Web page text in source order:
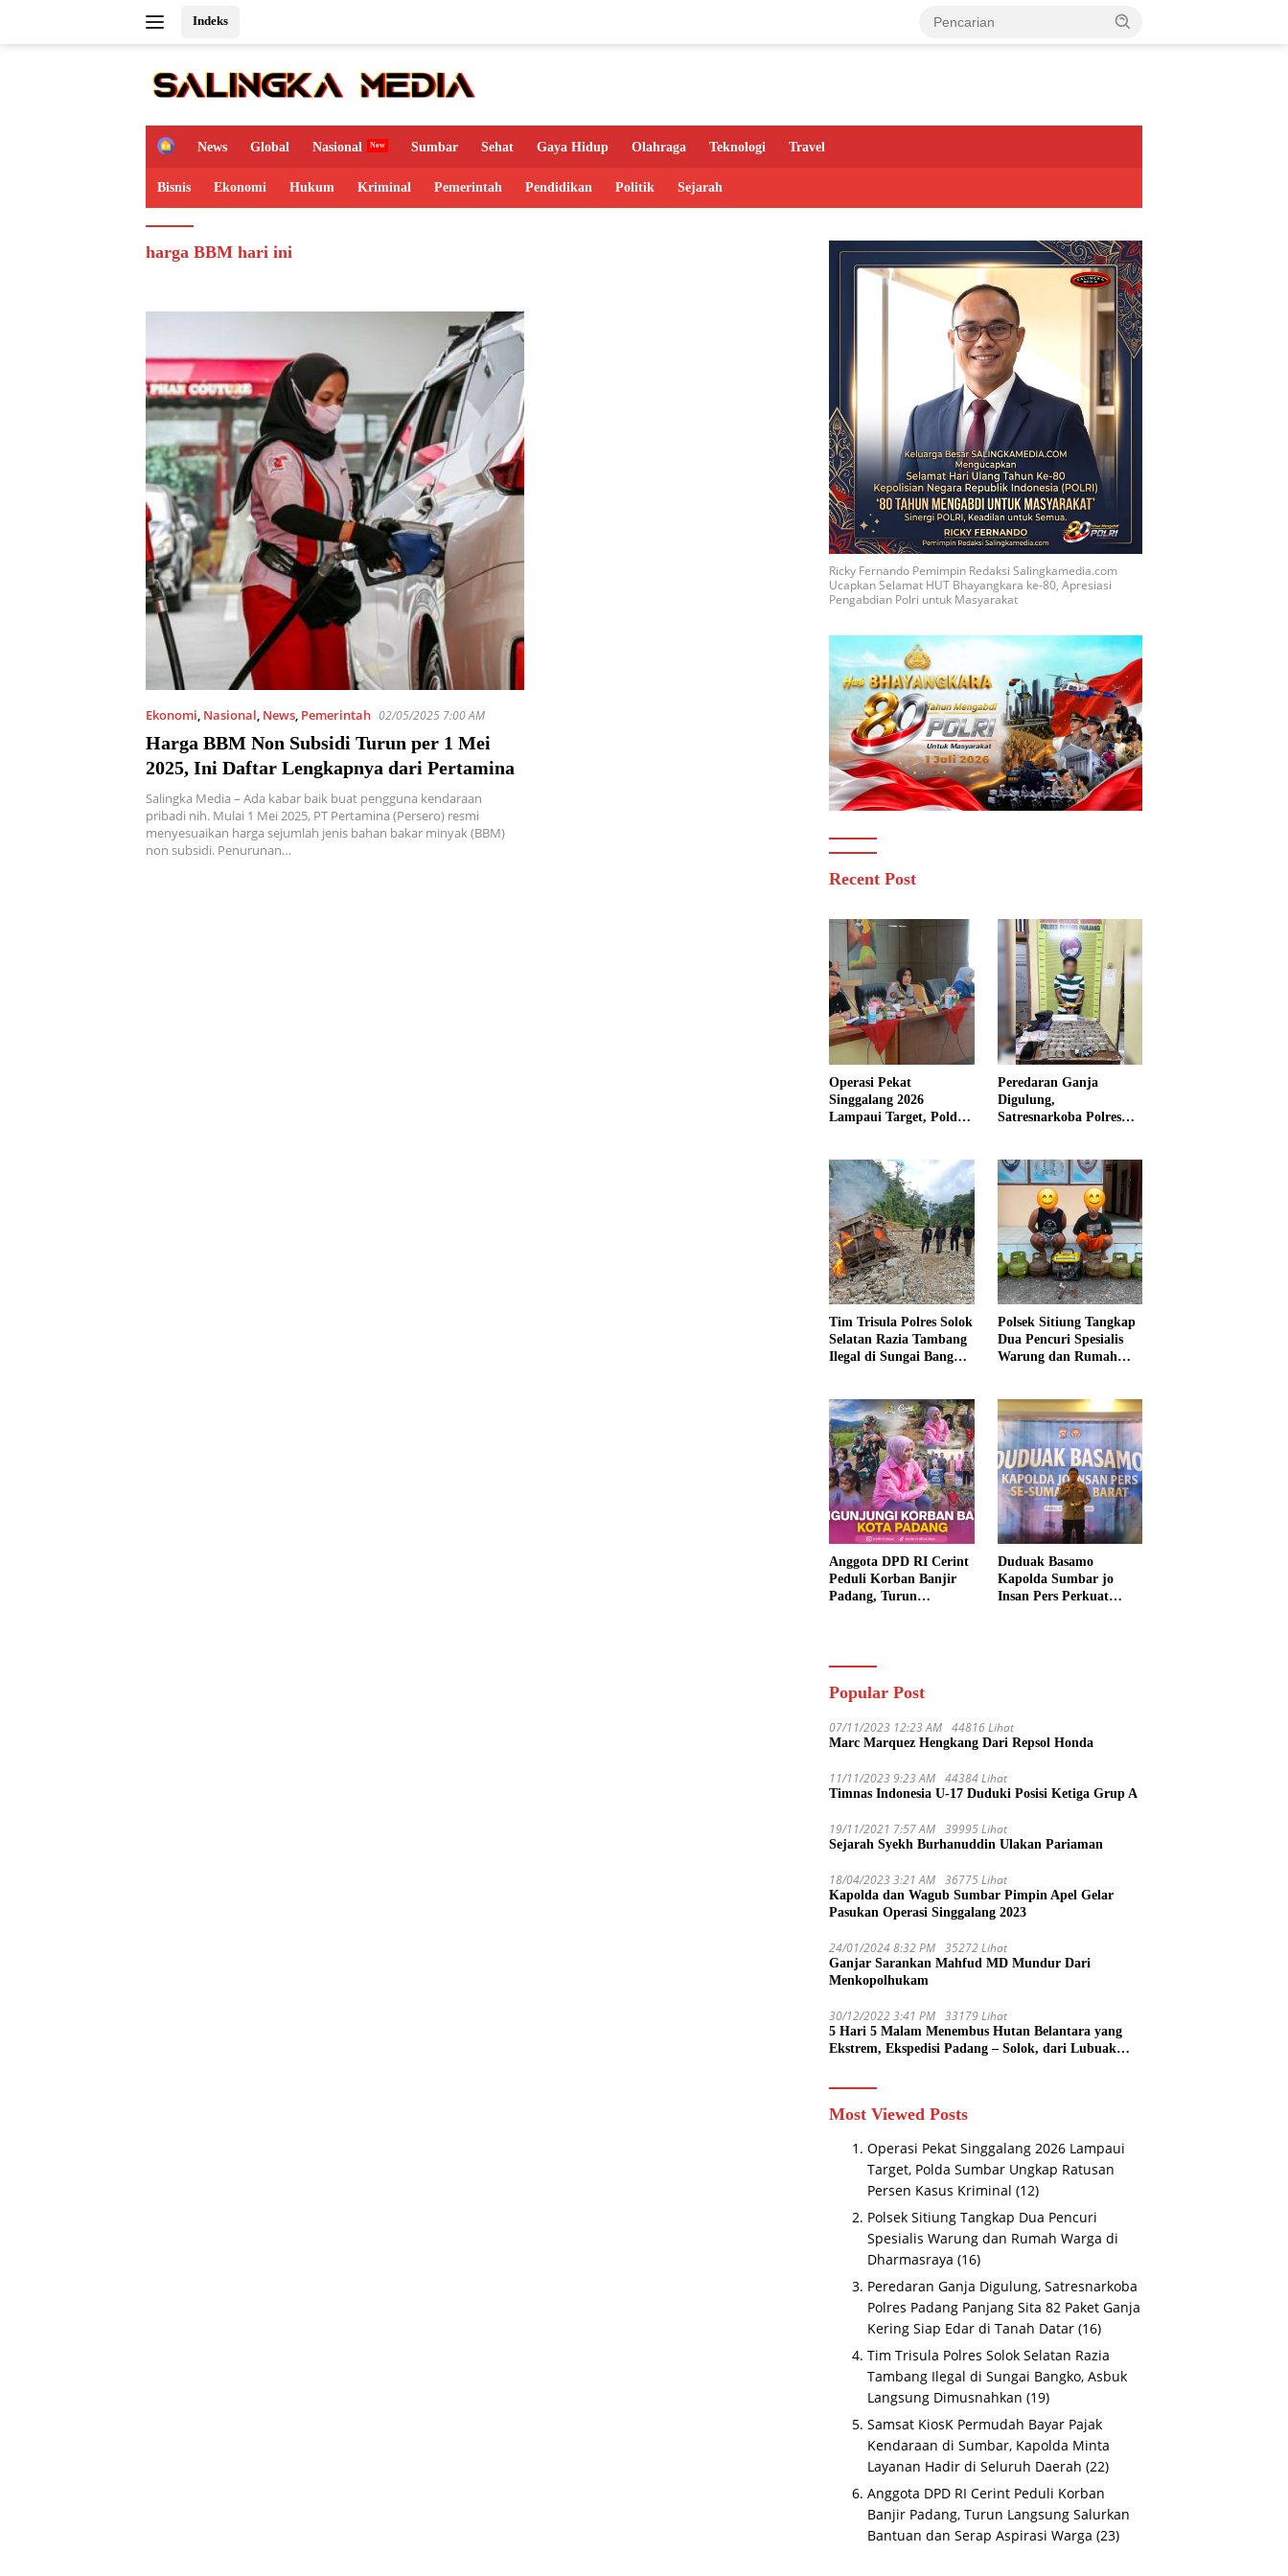
Indeks
H
m
e
News Global Nasional Sumbar Sehat Gaya Hidup Olahraga Teknologi Travel
Bisnis Ekonomi Hukum Kriminal Pemerintah Pendidikan Politik Sejarah
harga BBM hari ini
Ekonomi, Nasional, News, Pemerintah 02/05/2025 7:00 AM
Harga BBM Non Subsidi Turun per 1 Mei
2025, Ini Daftar Lengkapnya dari Pertamina
Salingka Media – Ada kabar baik buat pengguna kendaraan
pribadi nih. Mulai 1 Mei 2025, PT Pertamina (Persero) resmi
menyesuaikan harga sejumlah jenis bahan bakar minyak (BBM)
non subsidi. Penurunan…
Ricky Fernando Pemimpin Redaksi Salingkamedia.com
Ucapkan Selamat HUT Bhayangkara ke-80, Apresiasi
Pengabdian Polri untuk Masyarakat
Recent Post
Operasi Pekat
Singgalang 2026
Lampaui Target, Polda
Kriminal
Peredaran Ganja
Digulung,
Satresnarkoba Polres
Siap Edar di Tanah
Datar
Tim Trisula Polres Solok
Selatan Razia Tambang
Ilegal di Sungai Bangko,
Polsek Sitiung Tangkap
Dua Pencuri Spesialis
Warung dan Rumah
Anggota DPD RI Cerint
Peduli Korban Banjir
Padang, Turun
Duduak Basamo
Kapolda Sumbar jo
Insan Pers Perkuat
Popular Post
07/11/2023 12:23 AM 44816 Lihat
Marc Marquez Hengkang Dari Repsol Honda
11/11/2023 9:23 AM 44384 Lihat
Timnas Indonesia U-17 Duduki Posisi Ketiga Grup A
19/11/2021 7:57 AM 39995 Lihat
Sejarah Syekh Burhanuddin Ulakan Pariaman
18/04/2023 3:21 AM 36775 Lihat
Kapolda dan Wagub Sumbar Pimpin Apel Gelar
Pasukan Operasi Singgalang 2023
24/01/2024 8:32 PM 35272 Lihat
Ganjar Sarankan Mahfud MD Mundur Dari
Menkopolhukam
30/12/2022 3:41 PM 33179 Lihat
5 Hari 5 Malam Menembus Hutan Belantara yang
Ekstrem, Ekspedisi Padang – Solok, dari Lubuak
Most Viewed Posts
Operasi Pekat Singgalang 2026 Lampaui
Target, Polda Sumbar Ungkap Ratusan
Persen Kasus Kriminal (12)
Polsek Sitiung Tangkap Dua Pencuri
Spesialis Warung dan Rumah Warga di
Dharmasraya (16)
Peredaran Ganja Digulung, Satresnarkoba
Polres Padang Panjang Sita 82 Paket Ganja
Kering Siap Edar di Tanah Datar (16)
Tim Trisula Polres Solok Selatan Razia
Tambang Ilegal di Sungai Bangko, Asbuk
Langsung Dimusnahkan (19)
Samsat KiosK Permudah Bayar Pajak
Kendaraan di Sumbar, Kapolda Minta
Layanan Hadir di Seluruh Daerah (22)
Anggota DPD RI Cerint Peduli Korban
Banjir Padang, Turun Langsung Salurkan
Bantuan dan Serap Aspirasi Warga (23)